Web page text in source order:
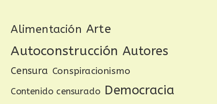
Alimentación Arte
Autoconstrucción Autores
Censura Conspiracionismo
Contenido censurado Democracia